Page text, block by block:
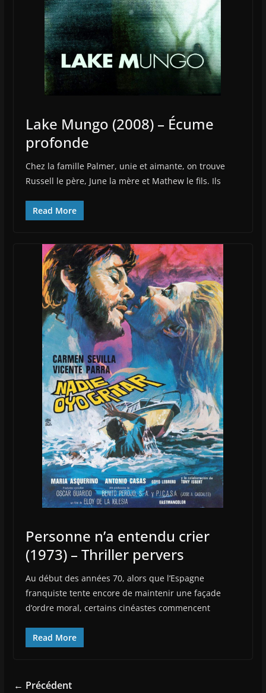
Lake Mungo (2008) – Écume
profonde
Chez la famille Palmer, unie et aimante, on trouve
Russell le père, June la mère et Mathew le fils. Ils
Read More
Personne n’a entendu crier
(1973) – Thriller pervers
Au début des années 70, alors que l’Espagne
franquiste tente encore de maintenir une façade
d’ordre moral, certains cinéastes commencent
Read More
← Précédent